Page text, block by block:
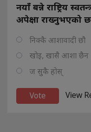
नयाँ बन्ने राष्ट्रिय
अपेक्षा राख्नुभएको
निक्कै आशावादी छौ
खोइ, खासै आशा छैन
ज सुकै होस्
View